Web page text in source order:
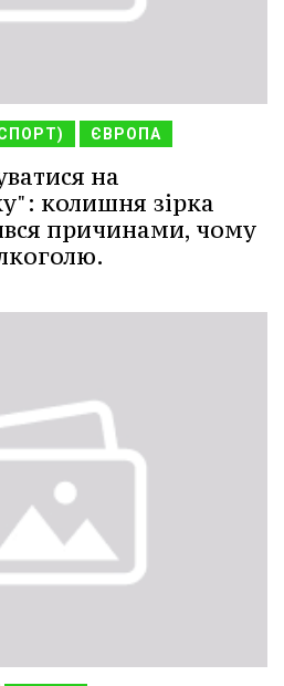
ЄВРОПА
на
колишня зірка
причинами, чому